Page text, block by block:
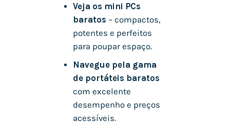
Veja os mini PCs
baratos – compactos,
potentes e perfeitos
para poupar espaço.
Navegue pela gama
de portáteis baratos
com excelente
desempenho e preços
acessíveis.